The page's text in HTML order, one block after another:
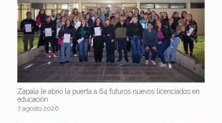
Zapala le abrió la puerta a 64 futuros nuevos licenciados en
educación
7 agosto 2026